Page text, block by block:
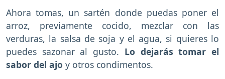
Ahora tomas, un sartén donde puedas poner el
arroz, previamente cocido, mezclar con las
verduras, la salsa de soja y el agua, si quieres lo
puedes sazonar al gusto. Lo dejarás tomar el
sabor del ajo y otros condimentos.